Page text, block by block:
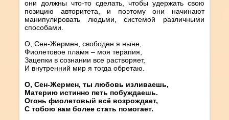
они должны что-то сделать, чтобы удержать свою
позицию авторитета, и поэтому они начинают
манипулировать людьми, системой различными
способами.
О, Сен-Жермен, свободен я ныне,
Фиолетовое пламя – моя терапия,
Зацепки в сознании все растворяет,
И внутренний мир я тогда обретаю.
О, Сен-Жермен, ты любовь изливаешь,
Материю истинно петь побуждаешь.
Огонь фиолетовый всё возрождает,
С тобою нам более стать помогает.